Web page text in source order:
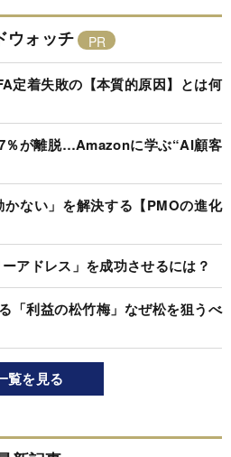
ウォッチ
定着失敗の【本質的原因】とは何
％が離脱…Amazonに学ぶ“AI顧客
かない」を解決する【PMOの進化
アドレス」を成功させるには？
「利益の松竹梅」なぜ松を狙うべ
覧を見る